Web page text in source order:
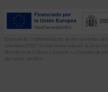
El proyecto “Implementación de herramientas de
anualidad 2022” ha sido financiado por la
Ministerio de Cultura y Deporte. La finalidad de
del sector del libro.